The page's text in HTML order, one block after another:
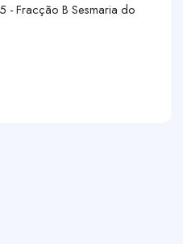
- Fracção B Sesmaria do